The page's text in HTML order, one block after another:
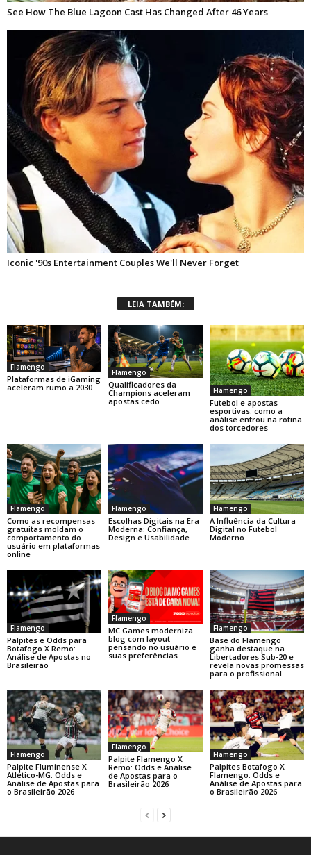
LEIA TAMBÉM:
Flamengo
Plataformas de iGaming
aceleram rumo a 2030
Flamengo
Qualificadores da
Champions aceleram
apostas cedo
Flamengo
Futebol e apostas
esportivas: como a
análise entrou na rotina
dos torcedores
Flamengo
Como as recompensas
gratuitas moldam o
comportamento do
usuário em plataformas
online
Flamengo
Escolhas Digitais na Era
Moderna: Confiança,
Design e Usabilidade
Flamengo
A Influência da Cultura
Digital no Futebol
Moderno
Flamengo
Palpites e Odds para
Botafogo X Remo:
Análise de Apostas no
Brasileirão
Flamengo
MC Games moderniza
blog com layout
pensando no usuário e
suas preferências
Flamengo
Base do Flamengo
ganha destaque na
Libertadores Sub-20 e
revela novas promessas
para o profissional
Flamengo
Palpite Fluminense X
Atlético-MG: Odds e
Análise de Apostas para
o Brasileirão 2026
Flamengo
Palpite Flamengo X
Remo: Odds e Análise
de Apostas para o
Brasileirão 2026
Flamengo
Palpites Botafogo X
Flamengo: Odds e
Análise de Apostas para
o Brasileirão 2026